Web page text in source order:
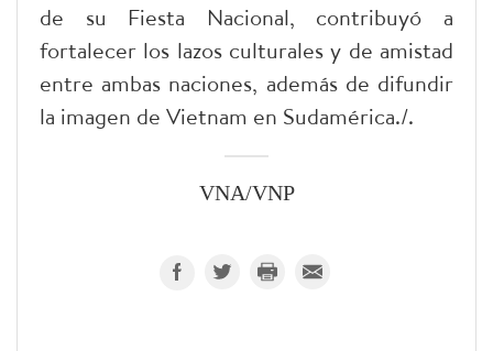
de su Fiesta Nacional, contribuyó a
fortalecer los lazos culturales y de amistad
entre ambas naciones, además de difundir
la imagen de Vietnam en Sudamérica./.
VNA/VNP